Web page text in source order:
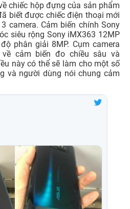
chiếc hộp đựng của sản phẩm
biết được chiếc điện thoại mới
camera. Cảm biến chính Sony
siêu rộng Sony iMX363 12MP
phân giải 8MP. Cụm camera
cảm biến đo chiều sâu và
này có thể sẽ làm cho một số
và người dùng nói chung cảm